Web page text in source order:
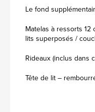
Le fond
Matelas à ressorts 12
lits superposés /
Rideaux (inclus dans
Tête de lit –